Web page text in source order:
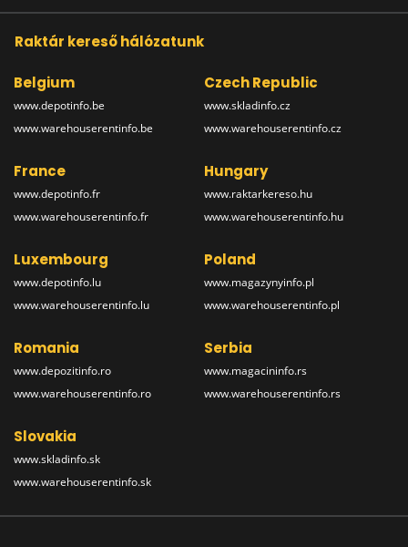
Raktár kereső hálózatunk
Belgium
www.depotinfo.be
www.warehouserentinfo.be
Czech Republic
www.skladinfo.cz
www.warehouserentinfo.cz
France
www.depotinfo.fr
www.warehouserentinfo.fr
Hungary
www.raktarkereso.hu
www.warehouserentinfo.hu
Luxembourg
www.depotinfo.lu
www.warehouserentinfo.lu
Poland
www.magazynyinfo.pl
www.warehouserentinfo.pl
Romania
www.depozitinfo.ro
www.warehouserentinfo.ro
Serbia
www.magacininfo.rs
www.warehouserentinfo.rs
Slovakia
www.skladinfo.sk
www.warehouserentinfo.sk